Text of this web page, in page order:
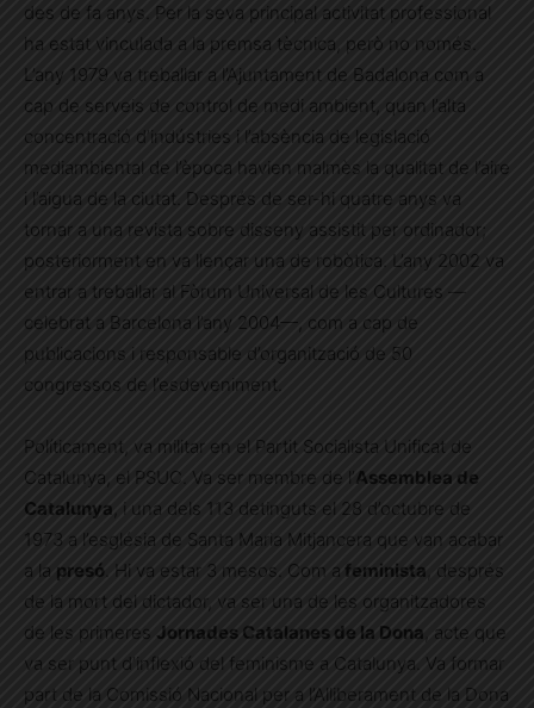
des de fa anys. Per la seva principal activitat professional
ha estat vinculada a la premsa tècnica, però no només.
L’any 1979 va treballar a l’Ajuntament de Badalona com a
cap de serveis de control de medi ambient, quan l’alta
concentració d’indústries i l’absència de legislació
mediambiental de l’època havien malmès la qualitat de l’aire
i l’aigua de la ciutat. Després de ser-hi quatre anys va
tornar a una revista sobre disseny assistit per ordinador;
posteriorment en va llençar una de robòtica. L’any 2002 va
entrar a treballar al Fòrum Universal de les Cultures —
celebrat a Barcelona l’any 2004—, com a cap de
publicacions i responsable d’organització de 50
congressos de l’esdeveniment.
Políticament, va militar en el Partit Socialista Unificat de
Catalunya, el PSUC. Va ser membre de l’Assemblea de
Catalunya, i una dels 113 detinguts el 28 d’octubre de
1973 a l’església de Santa Maria Mitjancera que van acabar
a la presó. Hi va estar 3 mesos. Com a feminista
, després
de la mort del dictador, va ser una de les organitzadores
de les primeres Jornades Catalanes de la Dona
, acte que
va ser punt d’inflexió del feminisme a Catalunya. Va formar
part de la Comissió Nacional per a l’Alliberament de la Dona